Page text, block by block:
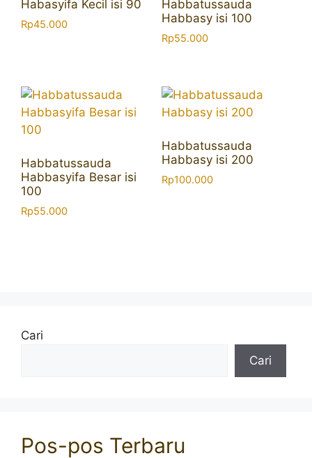
Habasyifa Kecil isi 90
Rp45.000
Habbatussauda
Habbasy isi 100
Rp55.000
Habbatussauda
Habbasyifa Besar isi
100
Rp55.000
Habbatussauda
Habbasy isi 200
Rp100.000
Cari
Cari
Pos-pos Terbaru